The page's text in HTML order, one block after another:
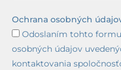
Ochrana osobných
Odoslaním tohto
osobných údajov
kontaktovania